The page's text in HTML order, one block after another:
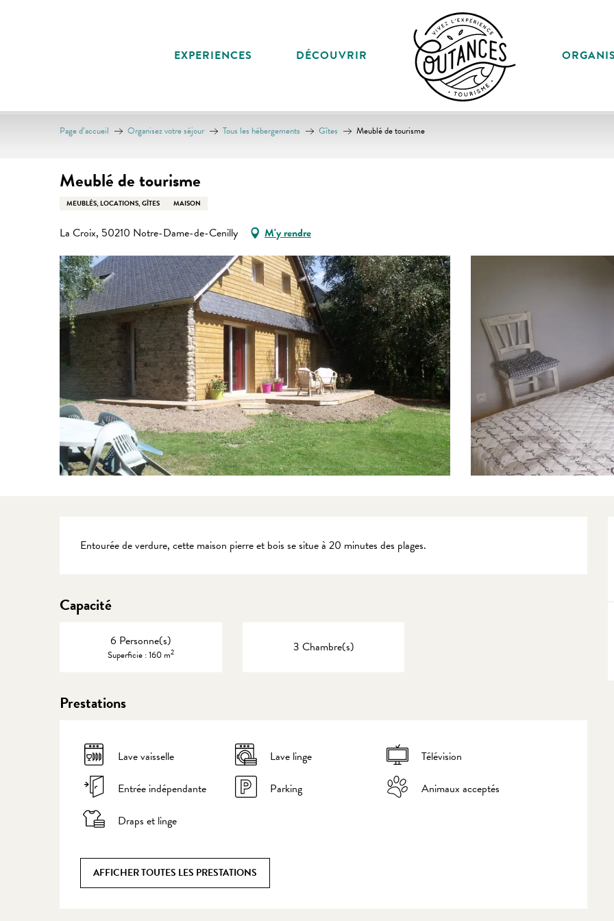
EXPERIENCES DÉCOUVRIR
Page d’accueil Organisez votre séjour Tous les hébergements Gîtes Meublé de tourisme
Meublé de tourisme
MEUBLÉS, LOCATIONS, GÎTES MAISON
La Croix, 50210 Notre-Dame-de-Cenilly M'y rendre
Description
Entourée de verdure, cette maison pierre et bois se situe à 20 minutes des plages.
Capacité
6 Personne(s)
Superficie : 160 m2 3 Chambre(s)
Prestations
Lave vaisselle Lave linge
Télévision
Entrée indépendante
Parking
Animaux acceptés
Draps et linge
AFFICHER TOUTES LES PRESTATIONS